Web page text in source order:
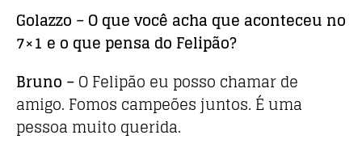
Golazzo – O que você acha que aconteceu no
7×1 e o que pensa do Felipão?
Bruno –O Felipão eu posso chamar de
amigo. Fomos campeões juntos. É uma
pessoa muito querida.